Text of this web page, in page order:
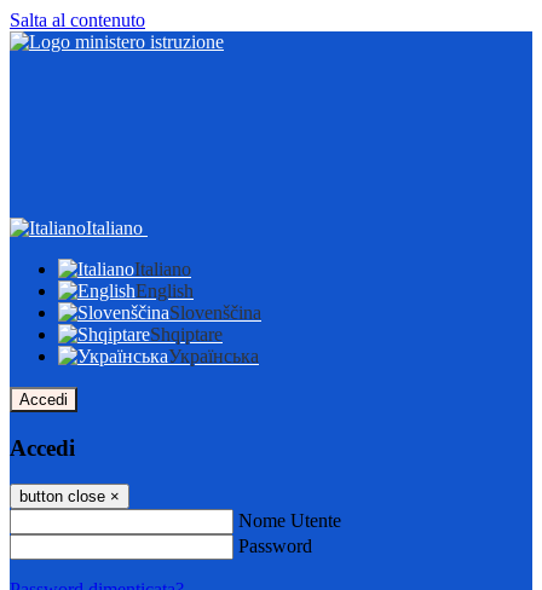
Salta al contenuto
Italiano
Italiano
English
Slovenščina
Shqiptare
Українська
Accedi
Accedi
button close ×
Nome Utente
Password